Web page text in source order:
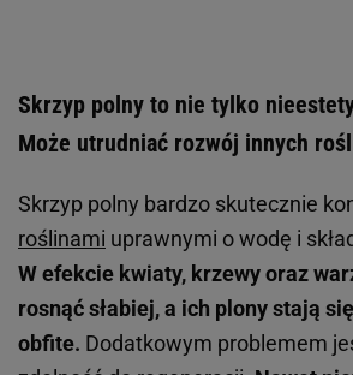
Skrzyp polny to nie tylko
Może utrudniać rozwój innych
Skrzyp polny bardzo skutecznie
roślinami uprawnymi o wodę i
W efekcie kwiaty, krzewy oraz
rosnąć słabiej, a ich plony stają
obfite. Dodatkowym problemem